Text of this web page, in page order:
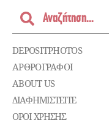
DEPOSITPHOTOS
ΑΡΘΡΟΓΡΑΦΟΙ
ABOUT US
ΔΙΑΦΗΜΙΣΤΕΊΤΕ
ΌΡΟΙ ΧΡΉΣΗΣ